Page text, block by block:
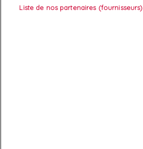
EAN-13 7621097658900
Liste de nos partenaires (fournisseurs)